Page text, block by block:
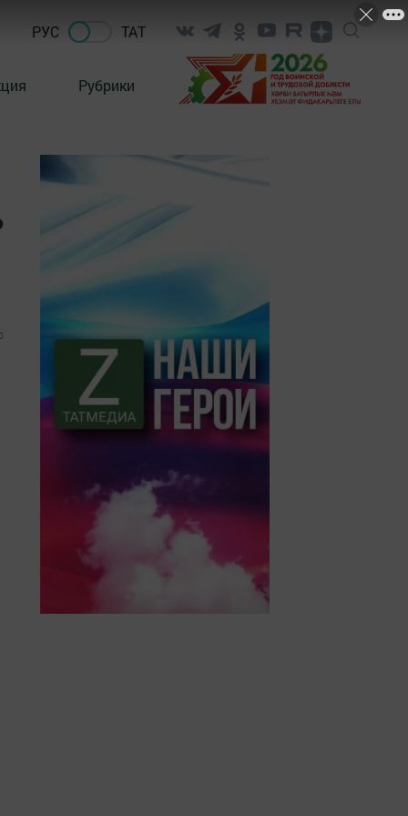
РУС ТАТ
Рубрики